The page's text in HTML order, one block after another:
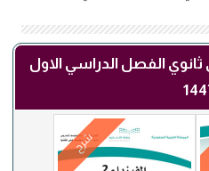
الفصل الدراسي الاول
شرح